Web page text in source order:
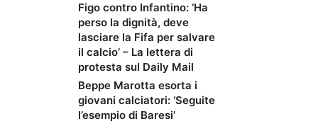
Figo contro Infantino: ‘Ha
perso la dignità, deve
lasciare la Fifa per salvare
il calcio’ – La lettera di
protesta sul Daily Mail
Beppe Marotta esorta i
giovani calciatori: ‘Seguite
l’esempio di Baresi’